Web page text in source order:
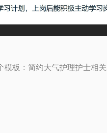
模板：简约大气护理护士相